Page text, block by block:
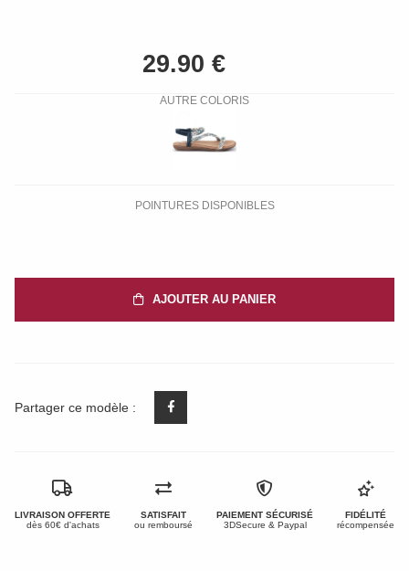
AUTRE COLORIS
POINTURES DISPONIBLES
AJOUTER AU PANIER
Partager ce modèle :
LIVRAISON OFFERTE
dès 60€ d'achats
SATISFAIT
ou remboursé
PAIEMENT SÉCURISÉ
3DSecure & Paypal
FIDÉLITÉ
récompensée